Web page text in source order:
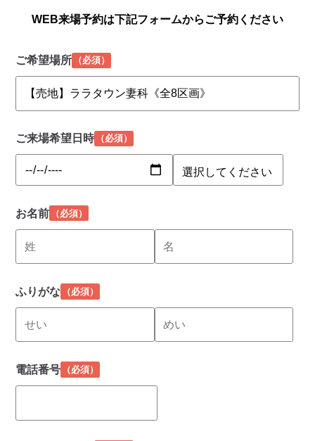
WEB来場予約は下記フォームからご予約ください
ご希望場所 （必須）
ご来場希望日時 （必須）
お名前 （必須）
ふりがな （必須）
電話番号 （必須）